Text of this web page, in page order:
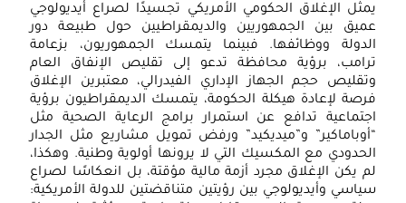
الإغلاق الحكومي الأمريكي تجسيدًا لصراع أيديولوجي
بين الجمهوريين والديمقراطيين حول طبيعة دور
ووظائفها. فبينما يتمسك الجمهوريون، بزعامة
برؤية محافظة تدعو إلى تقليص الإنفاق العام
حجم الجهاز الإداري الفيدرالي، معتبرين الإغلاق
لإعادة هيكلة الحكومة، يتمسك الديمقراطيون برؤية
تدافع عن استمرار برامج الرعاية الصحية مثل
و”ميديكيد” ورفض تمويل مشاريع مثل الجدار
مع المكسيك التي لا يرونها أولوية وطنية. وهكذا،
يكن الإغلاق مجرد أزمة مالية مؤقتة، بل انعكاسًا لصراع
وأيديولوجي بين رؤيتين متناقضتين للدولة الأمريكية: